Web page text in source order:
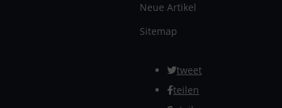
Neue Artikel
Sitemap
tweet
teilen